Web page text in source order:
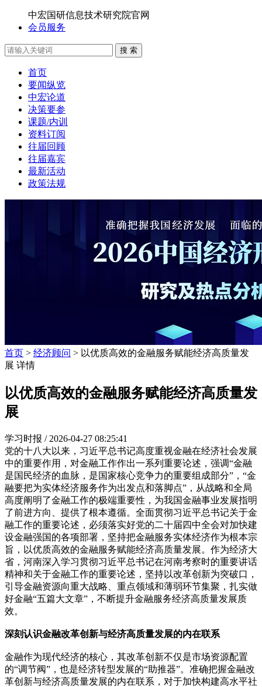
中宏国研信息技术研究院官网
会员服务
搜 索
首页
要闻纵览
中宏论道
决策要参
课题/内训
资料订阅
往届回顾
往届嘉宾
最新活动
政策法规
首页 > 经济顾问 > 以优质高效的金融服务赋能经济高质量发
展 详情
以优质高效的金融服务赋能经济高质量发
展
学习时报 / 2026-04-27 08:25:41
党的十八大以来，习近平总书记高度重视金融在经济社会发展
中的重要作用，对金融工作作出一系列重要论述，强调“金融
是国民经济的血脉，是国家核心竞争力的重要组成部分”，“金
融要把为实体经济服务作为出发点和落脚点”，从战略和全局
高度阐明了金融工作的极端重要性，为我国金融事业发展指明
了前进方向、提供了根本遵循。全面贯彻习近平总书记关于金
融工作的重要论述，必须落实好党的二十届四中全会对加快建
设金融强国的各项部署，坚持把金融服务实体经济作为根本宗
旨，以优质高效的金融服务赋能经济高质量发展。作为经济大
省，河南深入学习贯彻习近平总书记在河南考察时的重要讲话
精神和关于金融工作的重要论述，坚持以改革创新为突破口，
引导金融资源向重大战略、重点领域和薄弱环节集聚，扎实做
好金融“五篇大文章”，不断提升金融服务经济高质量发展质
效。
深刻认识金融改革创新与经济高质量发展的内在联系
金融作为现代经济的核心，其改革创新不仅是市场资源配置
的“调节阀”，也是经济转型发展的“助推器”。准确把握金融改
革创新与经济高质量发展的内在联系，对于加快构建高水平社